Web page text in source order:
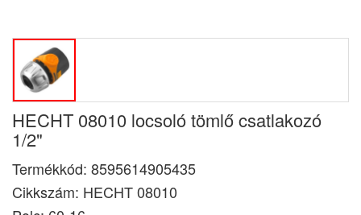
HECHT 08010 locsoló tömlő csatlakozó
1/2"
Termékkód: 8595614905435
Cikkszám: HECHT 08010